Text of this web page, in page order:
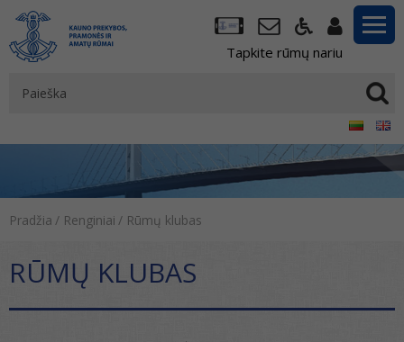
Tapkite rūmų nariu
Pradžia / Renginiai / Rūmų klubas
RŪMŲ KLUBAS